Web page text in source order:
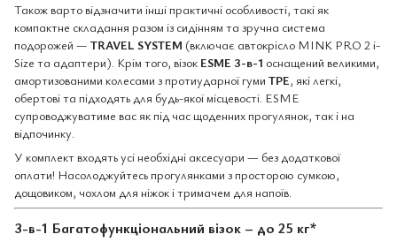
Також варто відзначити інші практичні особливості, такі як
компактне складання разом із сидінням та зручна система
подорожей — TRAVEL SYSTEM (включає автокрісло MINK PRO 2 i-
Size та адаптери). Крім того, візок ESME 3-в-1 оснащений великими,
амортизованими колесами з протиударної гуми TPE, які легкі,
обертові та підходять для будь-якої місцевості. ESME
супроводжуватиме вас як під час щоденних прогулянок, так і на
відпочинку.
У комплект входять усі необхідні аксесуари — без додаткової
оплати! Насолоджуйтесь прогулянками з просторою сумкою,
дощовиком, чохлом для ніжок і тримачем для напоїв.
3-в-1 Багатофункціональний візок – до 25 кг*